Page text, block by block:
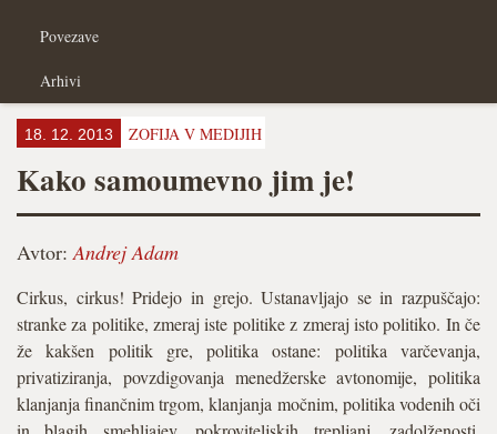
Povezave
Arhivi
18. 12. 2013 ZOFIJA V MEDIJIH
Kako samoumevno jim je!
Avtor:Andrej Adam
Cirkus, cirkus! Pridejo in grejo. Ustanavljajo se in razpuščajo:
stranke za politike, zmeraj iste politike z zmeraj isto politiko. In če
že kakšen politik gre, politika ostane: politika varčevanja,
privatiziranja, povzdigovanja menedžerske avtonomije, politika
klanjanja finančnim trgom, klanjanja močnim, politika vodenih oči